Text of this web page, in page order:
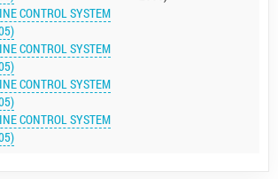
CONTROL SYSTEM
CONTROL SYSTEM
CONTROL SYSTEM
CONTROL SYSTEM